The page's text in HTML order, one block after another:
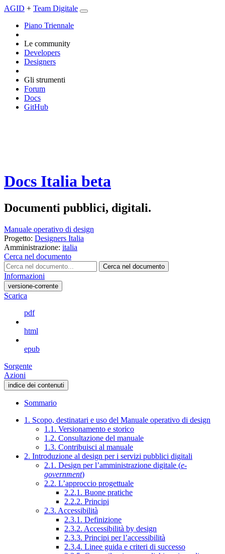
AGID + Team Digitale
Piano Triennale
Le community
Developers
Designers
Gli strumenti
Forum
Docs
GitHub
Docs Italia beta
Documenti pubblici, digitali.
Manuale operativo di design
Progetto: Designers Italia
Amministrazione: italia
Cerca nel documento
Cerca nel documento
Informazioni
versione-corrente
Scarica
pdf
html
epub
Sorgente
Azioni
indice dei contenuti
Sommario
1. Scopo, destinatari e uso del Manuale operativo di design
1.1. Versionamento e storico
1.2. Consultazione del manuale
1.3. Contribuisci al manuale
2. Introduzione al design per i servizi pubblici digitali
2.1. Design per l’amministrazione digitale (e-
government)
2.2. L’approccio progettuale
2.2.1. Buone pratiche
2.2.2. Principi
2.3. Accessibilità
2.3.1. Definizione
2.3.2. Accessibilità by design
2.3.3. Principi per l’accessibilità
2.3.4. Linee guida e criteri di successo